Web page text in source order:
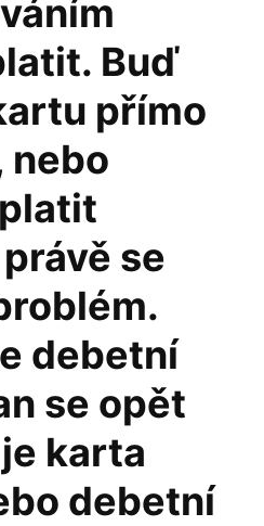
Buď
přímo
nebo
se
debetní
se opět
karta
debetní